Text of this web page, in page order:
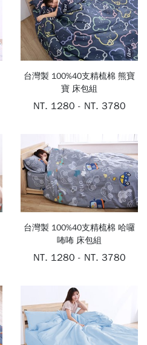
台灣製 100%40支精梳棉 熊寶
寶 床包組
NT. 1280 - NT. 3780
台灣製 100%40支精梳棉 哈囉
咘咘 床包組
NT. 1280 - NT. 3780